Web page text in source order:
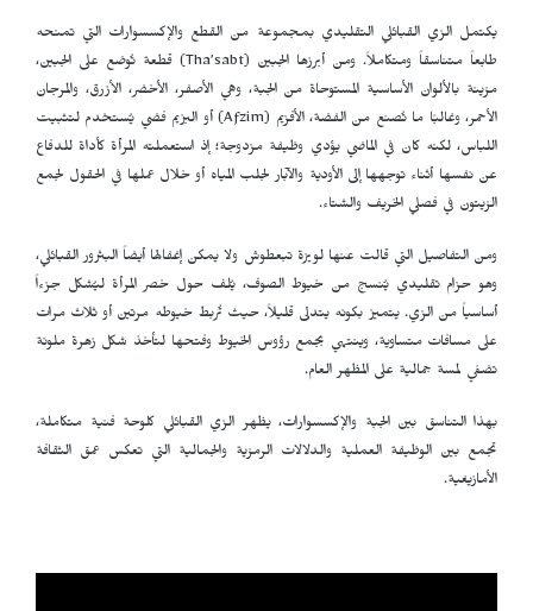
يكتمل الزي القبائلي التقليدي بمجموعة من القطع والإكسسوارات التي تمنحه
طابعاً متناسقاً ومتكاملاً. ومن أبرزها الجبين (Tha’sabt) قطعة تُوضع على الجبين،
مزينة بالألوان الأساسية المستوحاة من الجبة، وهي الأصفر، الأخضر، الأزرق، والمرجان
الأحمر، وغالبًا ما تُصنع من الفضة، الأفزيم (Afzim) أو البزيم فضي يُستخدم لتثبيت
اللباس، لكنه كان في الماضي يؤدي وظيفة مزدوجة؛ إذ استعملته المرأة كأداة للدفاع
عن نفسها أثناء توجهها إلى الأودية والآبار لجلب المياه أو خلال عملها في الحقول لجمع
الزيتون في فصلي الخريف والشتاء.
ومن التفاصيل التي قالت عنها لويزة تبعطوش ولا يمكن إغفالها أيضاً البثرور القبائلي،
وهو حزام تقليدي يُنسج من خيوط الصوف، يُلف حول خصر المرأة ليُشكل جزءاً
أساسياً من الزي. يتميز بكونه يتدلى قليلاً، حيث تُربط خيوطه مرتين أو ثلاث مرات
على مسافات متساوية، وينتهي بجمع رؤوس الخيوط وفتحها لتأخذ شكل زهرة ملونة
تضفي لمسة جمالية على المظهر العام.
بهذا التناسق بين الجبة والإكسسوارات، يظهر الزي القبائلي كلوحة فنية متكاملة،
تجمع بين الوظيفة العملية والدلالات الرمزية والجمالية التي تعكس عمق الثقافة
الأمازيغية.